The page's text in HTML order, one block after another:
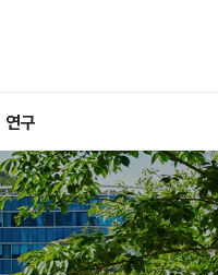
연구